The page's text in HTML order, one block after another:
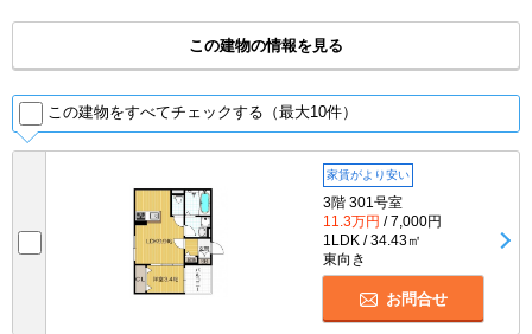
この建物の情報を見る
この建物をすべてチェックする（最大10件）
家賃がより安い
3階 301号室
11.3万円 / 7,000円
1LDK / 34.43㎡
東向き
お問合せ